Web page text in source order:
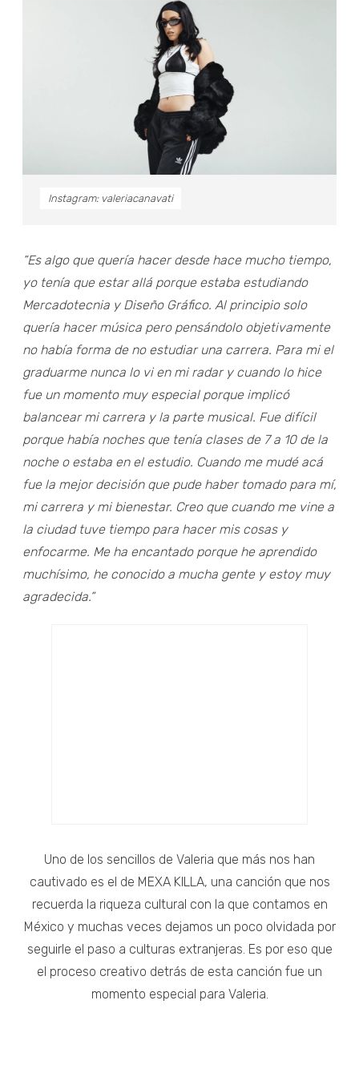
Instagram: valeriacanavati
“Es algo que quería hacer desde hace mucho tiempo,
yo tenía que estar allá porque estaba estudiando
Mercadotecnia y Diseño Gráfico. Al principio solo
quería hacer música pero pensándolo objetivamente
no había forma de no estudiar una carrera. Para mi el
graduarme nunca lo vi en mi radar y cuando lo hice
fue un momento muy especial porque implicó
balancear mi carrera y la parte musical. Fue difícil
porque había noches que tenía clases de 7 a 10 de la
noche o estaba en el estudio. Cuando me mudé acá
fue la mejor decisión que pude haber tomado para mí,
mi carrera y mi bienestar. Creo que cuando me vine a
la ciudad tuve tiempo para hacer mis cosas y
enfocarme. Me ha encantado porque he aprendido
muchísimo, he conocido a mucha gente y estoy muy
agradecida.”
Uno de los sencillos de Valeria que más nos han
cautivado es el de MEXA KILLA, una canción que nos
recuerda la riqueza cultural con la que contamos en
México y muchas veces dejamos un poco olvidada por
seguirle el paso a culturas extranjeras. Es por eso que
el proceso creativo detrás de esta canción fue un
momento especial para Valeria.